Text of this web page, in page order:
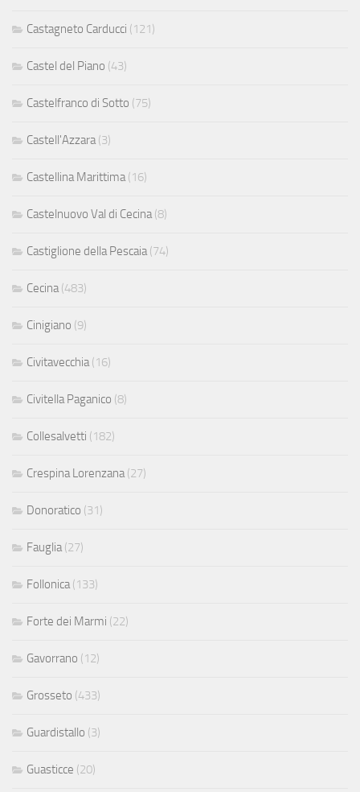
Castagneto Carducci (121)
Castel del Piano (43)
Castelfranco di Sotto (75)
Castell'Azzara (3)
Castellina Marittima (16)
Castelnuovo Val di Cecina (8)
Castiglione della Pescaia (74)
Cecina (483)
Cinigiano (9)
Civitavecchia (16)
Civitella Paganico (8)
Collesalvetti (182)
Crespina Lorenzana (27)
Donoratico (31)
Fauglia (27)
Follonica (133)
Forte dei Marmi (22)
Gavorrano (12)
Grosseto (433)
Guardistallo (3)
Guasticce (20)